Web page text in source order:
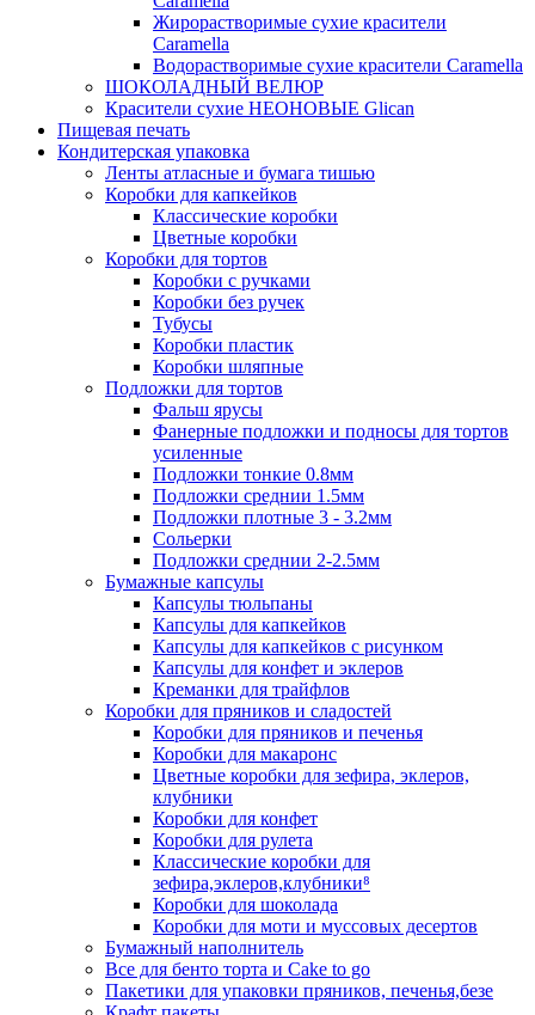
Жирорастворимые сухие красители
Caramella
Водорастворимые сухие красители Caramella
ШОКОЛАДНЫЙ ВЕЛЮР
Красители сухие НЕОНОВЫЕ Glican
Пищевая печать
Кондитерская упаковка
Ленты атласные и бумага тишью
Коробки для капкейков
Классические коробки
Цветные коробки
Коробки для тортов
Коробки с ручками
Коробки без ручек
Тубусы
Коробки пластик
Коробки шляпные
Подложки для тортов
Фальш ярусы
Фанерные подложки и подносы для тортов
усиленные
Подложки тонкие 0.8мм
Подложки среднии 1.5мм
Подложки плотные 3 - 3.2мм
Сольерки
Подложки среднии 2-2.5мм
Бумажные капсулы
Капсулы тюльпаны
Капсулы для капкейков
Капсулы для капкейков с рисунком
Капсулы для конфет и эклеров
Креманки для трайфлов
Коробки для пряников и сладостей
Коробки для пряников и печенья
Коробки для макаронс
Цветные коробки для зефира, эклеров,
клубники
Коробки для конфет
Коробки для рулета
Классические коробки для
зефира,эклеров,клубники⁸
Коробки для шоколада
Коробки для моти и муссовых десертов
Бумажный наполнитель
Все для бенто торта и Cake to go
Пакетики для упаковки пряников, печенья,безе